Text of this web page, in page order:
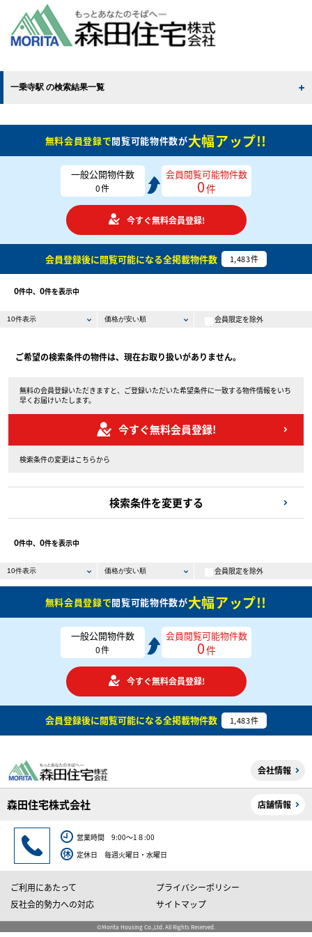
一乗寺駅 の検索結果一覧
無料会員登録で閲覧可能物件数が大幅アップ!!
一般公開物件数
0件
会員閲覧可能物件数
0件
今すぐ無料会員登録!
会員登録後に閲覧可能になる全掲載物件数 1,483件
0件中、 0件を表示中
会員限定を除外
ご希望の検索条件の物件は、現在お取り扱いがありません。
無料の会員登録いただきますと、ご登録いただいた希望条件に一致する物件情報をいち
早くお届けいたします。
今すぐ無料会員登録!
検索条件の変更はこちらから
検索条件を変更する
0件中、 0件を表示中
会員限定を除外
無料会員登録で閲覧可能物件数が大幅アップ!!
一般公開物件数
0件
会員閲覧可能物件数
0件
今すぐ無料会員登録!
会員登録後に閲覧可能になる全掲載物件数 1,483件
会社情報
森田住宅株式会社 店舗情報
営業時間 9:00～1８:00
定休日 毎週火曜日・水曜日
ご利用にあたって
プライバシーポリシー
反社会的勢力への対応
サイトマップ
©Morita Housing Co.,Ltd. All Rights Reserved.